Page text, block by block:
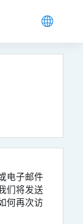
电子邮件
们将发送
何再次访